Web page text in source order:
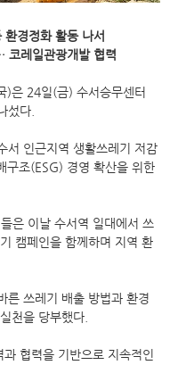
경정화 활동 나서
코레일관광개발 협력
)은 24일(금) 수서승무센터
섰다.
서 인근지역 생활쓰레기 저감
구조(ESG) 경영 확산을 위한
은 이날 수서역 일대에서 쓰
캠페인을 함께하며 지역 환
른 쓰레기 배출 방법과 환경
천을 당부했다.
협력을 기반으로 지속적인